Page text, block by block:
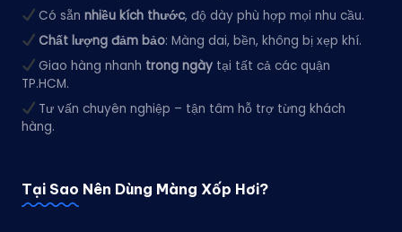
Có sẵnnhiều kích thước, độ dày phù hợp mọi nhu cầu.
Chất lượng đảm bảo: Màng dai, bền, không bị xẹp khí.
Giao hàng nhanh trong ngày tại tất cả các quận
TP.HCM.
Tư vấn chuyên nghiệp – tận tâm hỗ trợ từng khách
hàng.
Tại Sao Nên Dùng Màng Xốp Hơi?